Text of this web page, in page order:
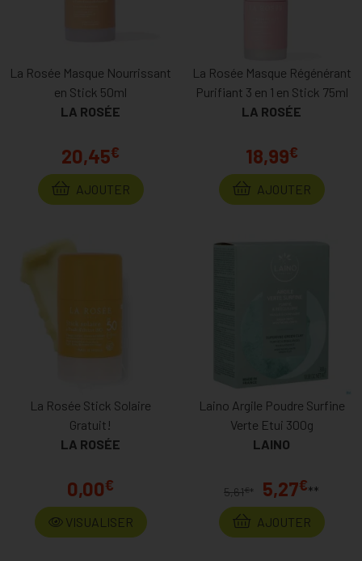
La Rosée Masque Nourrissant
en Stick 50ml
LA ROSÉE
20,45€
AJOUTER
La Rosée Masque Régénérant
Purifiant 3 en 1 en Stick 75ml
LA ROSÉE
18,99€
AJOUTER
La Rosée Stick Solaire
Gratuit!
LA ROSÉE
0,00€
VISUALISER
Laino Argile Poudre Surfine
Verte Etui 300g
LAINO
5,61€* 5,27€**
AJOUTER